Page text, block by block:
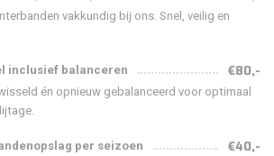
vakkundig bij ons. Snel, veilig en
inclusief balanceren €80,-
én opnieuw gebalanceerd voor optimaal
per seizoen €40,-